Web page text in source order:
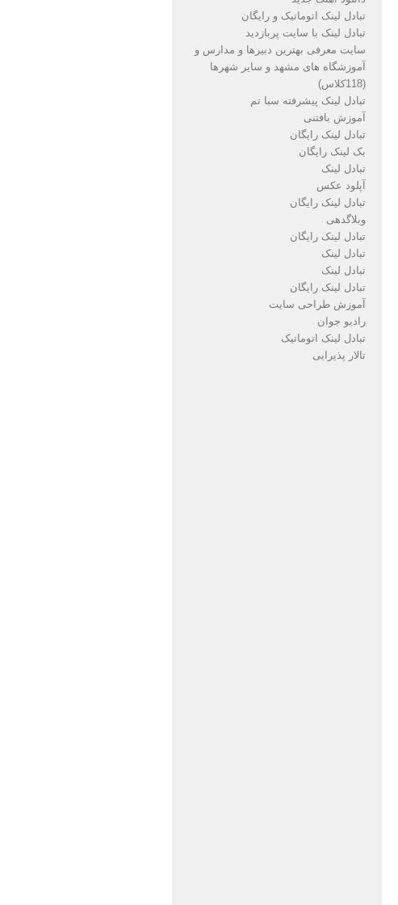
تبادل لینک اتوماتیک و رایگان
تبادل لینک با سایت پربازدید
سایت معرفی بهترین دبیرها و مدارس و
آموزشگاه های مشهد و سایر شهرها
(118کلاس)
تبادل لینک پیشرفته سبا تم
آموزش بافتنی
تبادل لینک رایگان
بک لینک رایگان
تبادل لینک
آپلود عکس
تبادل لینک رایگان
وبلاگدهی
تبادل لینک رایگان
تبادل لینک
تبادل لینک
تبادل لینک رایگان
آموزش طراحی سایت
رادیو جوان
تبادل لینک اتوماتیک
تالار پذیرایی